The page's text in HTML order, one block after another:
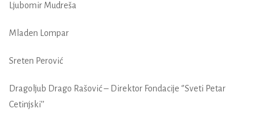
Ljubomir Mudreša
Mladen Lompar
Sreten Perović
Dragoljub Drago Rašović – Direktor Fondacije ‘’Sveti Petar
Cetinjski’’